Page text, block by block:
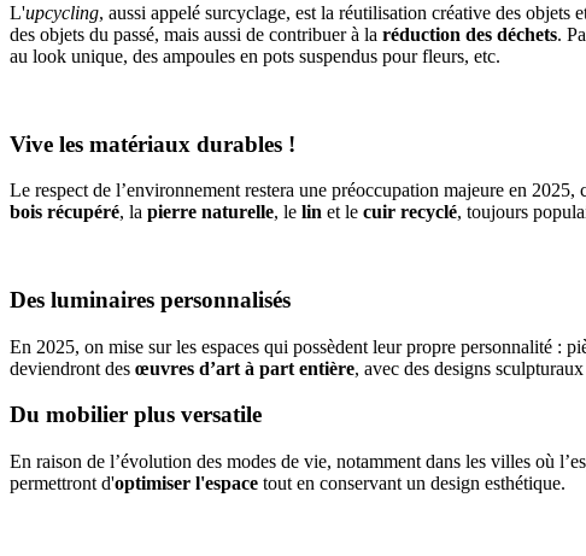
L'upcycling, aussi appelé surcyclage, est la réutilisation créative des
des objets du passé, mais aussi de contribuer à la réduction des déchets.
au look unique, des ampoules en pots suspendus pour fleurs, etc.
Vive les matériaux durables !
Le respect de l’environnement restera une préoccupation majeure en
bois récupéré, la pierre naturelle, le lin et le cuir recyclé, toujours
Des luminaires personnalisés
En 2025, on mise sur les espaces qui possèdent leur propre personnalité :
deviendront des œuvres d’art à part entière, avec des designs
Du mobilier plus versatile
En raison de l’évolution des modes de vie, notamment dans les villes où
permettront d'optimiser l'espace tout en conservant un design esthétique.